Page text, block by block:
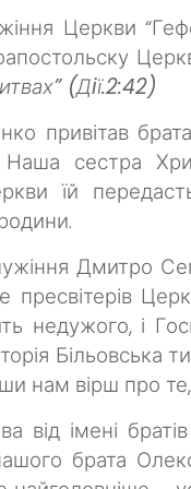
Церкви
(Дiї.2:42)
привітав
Наша сестра
їй
Дмитро
пресвітерів
недужого, і
нам вірш про
від імені
брата